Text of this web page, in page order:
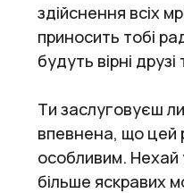
здійснення всіх
приносить тобі
будуть вірні
Ти заслуговуєш
впевнена, що цей
особливим. Нехай
більше яскравих